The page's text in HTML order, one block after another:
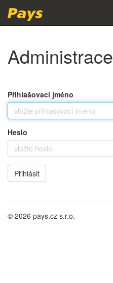
Administrace
Přihlašovací jméno
Heslo
Přihlásit
© 2026 pays.cz s.r.o.